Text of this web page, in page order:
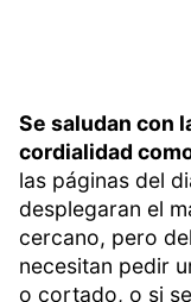
Se saludan con
cordialidad
las páginas del
desplegaran el
cercano, pero
necesitan pedir
o cortado, o si